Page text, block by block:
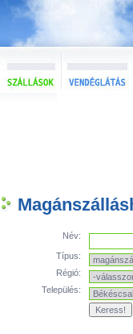
Név:
Típus:
Régió:
Település: